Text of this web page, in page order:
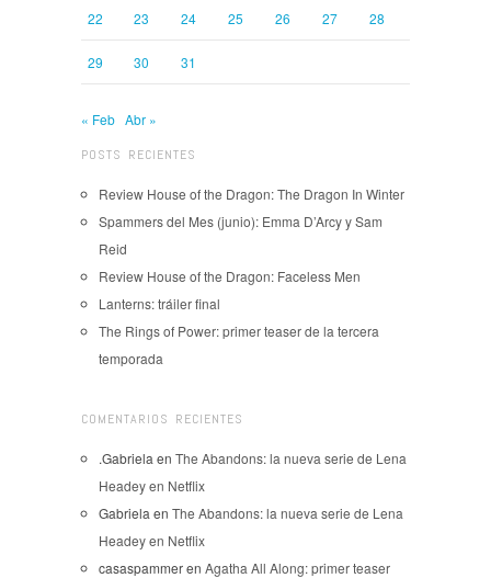
22 23 24 25 26 27 28
29 30 31
« Feb Abr »
POSTS RECIENTES
Review House of the Dragon: The Dragon In Winter
Spammers del Mes (junio): Emma D’Arcy y Sam
Reid
Review House of the Dragon: Faceless Men
Lanterns: tráiler final
The Rings of Power: primer teaser de la tercera
temporada
COMENTARIOS RECIENTES
.Gabriela en The Abandons: la nueva serie de Lena
Headey en Netflix
Gabriela en The Abandons: la nueva serie de Lena
Headey en Netflix
casaspammeren Agatha All Along: primer teaser